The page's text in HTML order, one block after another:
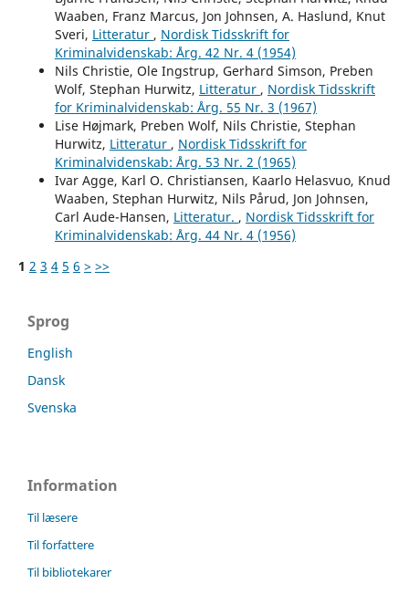
Waaben, Franz Marcus, Jon Johnsen, A. Haslund, Knut
Sveri, Litteratur , Nordisk Tidsskrift for
Kriminalvidenskab: Årg. 42 Nr. 4 (1954)
Nils Christie, Ole Ingstrup, Gerhard Simson, Preben
Wolf, Stephan Hurwitz, Litteratur , Nordisk Tidsskrift
for Kriminalvidenskab: Årg. 55 Nr. 3 (1967)
Lise Højmark, Preben Wolf, Nils Christie, Stephan
Hurwitz, Litteratur , Nordisk Tidsskrift for
Kriminalvidenskab: Årg. 53 Nr. 2 (1965)
Ivar Agge, Karl O. Christiansen, Kaarlo Helasvuo, Knud
Waaben, Stephan Hurwitz, Nils Pårud, Jon Johnsen,
Carl Aude-Hansen, Litteratur. , Nordisk Tidsskrift for
Kriminalvidenskab: Årg. 44 Nr. 4 (1956)
1 2 3 4 5 6 > >>
Sprog
English
Dansk
Svenska
Information
Til læsere
Til forfattere
Til bibliotekarer